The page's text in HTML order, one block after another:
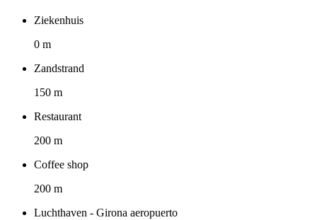
Ziekenhuis
0 m
Zandstrand
150 m
Restaurant
200 m
Coffee shop
200 m
Luchthaven - Girona aeropuerto